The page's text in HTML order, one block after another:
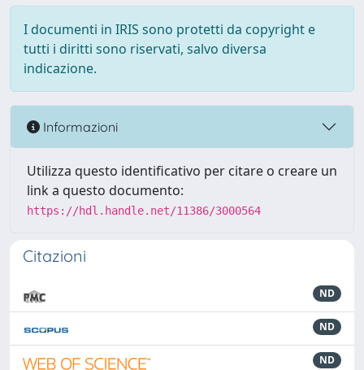
I documenti in IRIS sono protetti da copyright e
tutti i diritti sono riservati, salvo diversa
indicazione.
Informazioni
Utilizza questo identificativo per citare o creare un
link a questo documento:
https://hdl.handle.net/11386/3000564
Citazioni
ND
ND
ND